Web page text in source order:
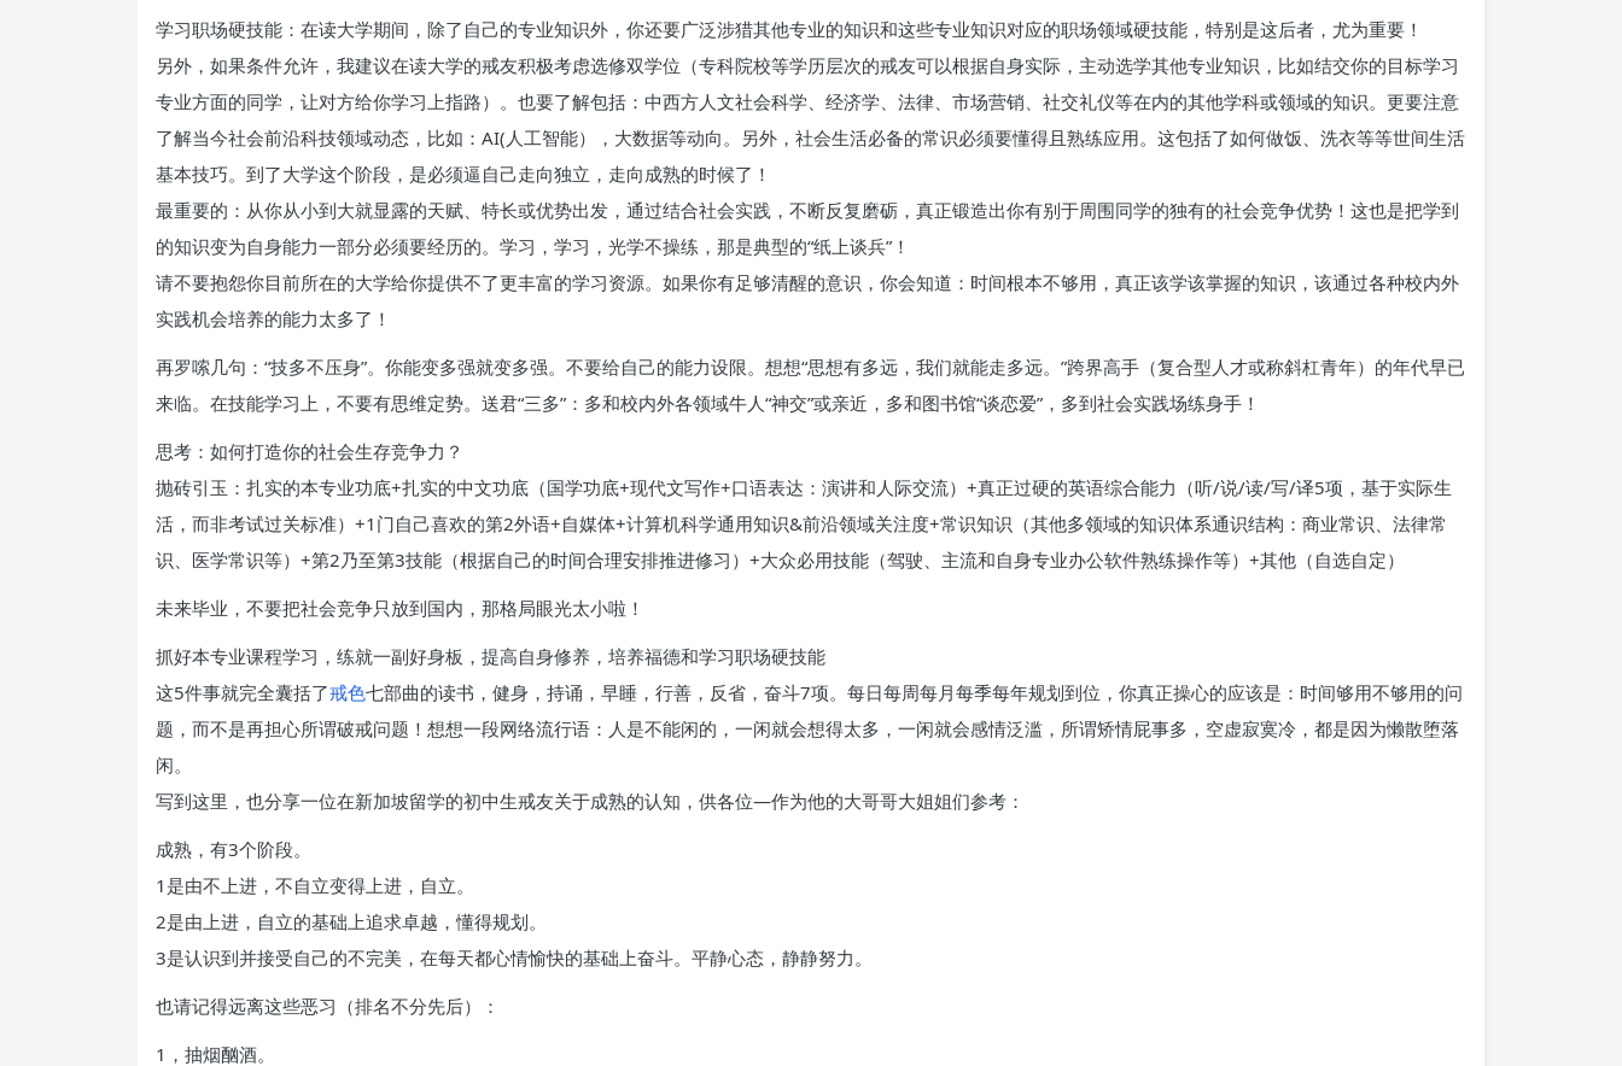
学习职场硬技能：在读大学期间，除了自己的专业知识外，你还要广泛涉猎其他专业的知识和这些专业知识对应的职场领域硬技能，特别是这后者，尤为重要！
另外，如果条件允许，我建议在读大学的戒友积极考虑选修双学位（专科院校等学历层次的戒友可以根据自身实际，主动选学其他专业知识，比如结交你的目标学习
专业方面的同学，让对方给你学习上指路）。也要了解包括：中西方人文社会科学、经济学、法律、市场营销、社交礼仪等在内的其他学科或领域的知识。更要注意
了解当今社会前沿科技领域动态，比如：AI(人工智能），大数据等动向。另外，社会生活必备的常识必须要懂得且熟练应用。这包括了如何做饭、洗衣等等世间生活
基本技巧。到了大学这个阶段，是必须逼自己走向独立，走向成熟的时候了！
最重要的：从你从小到大就显露的天赋、特长或优势出发，通过结合社会实践，不断反复磨砺，真正锻造出你有别于周围同学的独有的社会竞争优势！这也是把学到
的知识变为自身能力一部分必须要经历的。学习，学习，光学不操练，那是典型的“纸上谈兵”！
请不要抱怨你目前所在的大学给你提供不了更丰富的学习资源。如果你有足够清醒的意识，你会知道：时间根本不够用，真正该学该掌握的知识，该通过各种校内外
实践机会培养的能力太多了！
再罗嗦几句：“技多不压身”。你能变多强就变多强。不要给自己的能力设限。想想“思想有多远，我们就能走多远。”跨界高手（复合型人才或称斜杠青年）的年代早已
来临。在技能学习上，不要有思维定势。送君“三多”：多和校内外各领域牛人“神交”或亲近，多和图书馆“谈恋爱”，多到社会实践场练身手！
思考：如何打造你的社会生存竞争力？
抛砖引玉：扎实的本专业功底+扎实的中文功底（国学功底+现代文写作+口语表达：演讲和人际交流）+真正过硬的英语综合能力（听/说/读/写/译5项，基于实际生
活，而非考试过关标准）+1门自己喜欢的第2外语+自媒体+计算机科学通用知识&前沿领域关注度+常识知识（其他多领域的知识体系通识结构：商业常识、法律常
识、医学常识等）+第2乃至第3技能（根据自己的时间合理安排推进修习）+大众必用技能（驾驶、主流和自身专业办公软件熟练操作等）+其他（自选自定）
未来毕业，不要把社会竞争只放到国内，那格局眼光太小啦！
抓好本专业课程学习，练就一副好身板，提高自身修养，培养福德和学习职场硬技能
这5件事就完全囊括了戒色七部曲的读书，健身，持诵，早睡，行善，反省，奋斗7项。每日每周每月每季每年规划到位，你真正操心的应该是：时间够用不够用的问
题，而不是再担心所谓破戒问题！想想一段网络流行语：人是不能闲的，一闲就会想得太多，一闲就会感情泛滥，所谓矫情屁事多，空虚寂寞冷，都是因为懒散堕落
闲。
写到这里，也分享一位在新加坡留学的初中生戒友关于成熟的认知，供各位—作为他的大哥哥大姐姐们参考：
成熟，有3个阶段。
1是由不上进，不自立变得上进，自立。
2是由上进，自立的基础上追求卓越，懂得规划。
3是认识到并接受自己的不完美，在每天都心情愉快的基础上奋斗。平静心态，静静努力。
也请记得远离这些恶习（排名不分先后）：
1，抽烟酗酒。